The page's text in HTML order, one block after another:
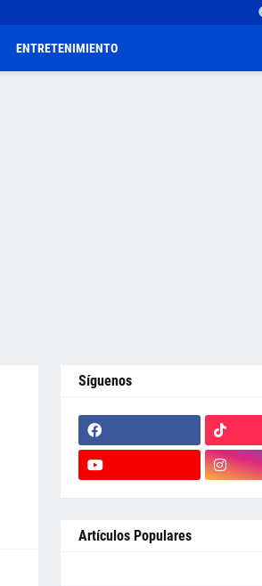
ENTRETENIMIENTO
Síguenos
Artículos Populares